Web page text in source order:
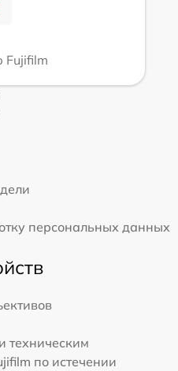
Fujifilm
персональных данных
техническим
по истечении